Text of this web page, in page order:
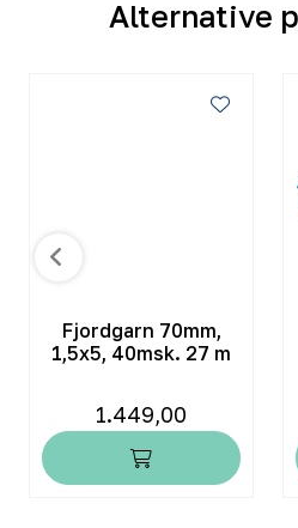
Alternative
Fjordgarn 70mm,
1,5x5, 40msk. 27 m
1.449,00